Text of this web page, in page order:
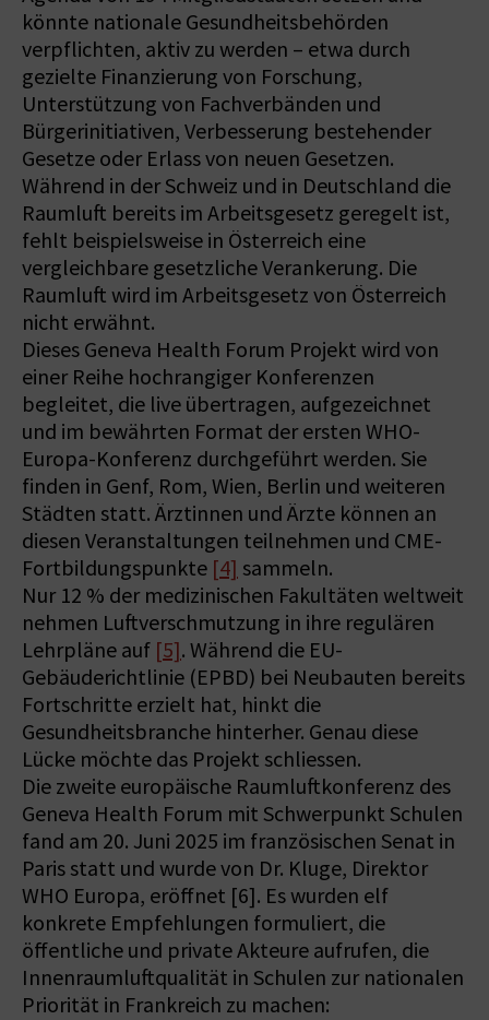
könnte nationale Gesundheitsbehörden
verpflichten, aktiv zu werden – etwa durch
gezielte Finanzierung von Forschung,
Unterstützung von Fachverbänden und
Bürgerinitiativen, Verbesserung bestehender
Gesetze oder Erlass von neuen Gesetzen.
Während in der Schweiz und in Deutschland die
Raumluft bereits im Arbeitsgesetz geregelt ist,
fehlt beispielsweise in Österreich eine
vergleichbare gesetzliche Verankerung. Die
Raumluft wird im Arbeitsgesetz von Österreich
nicht erwähnt.
Dieses Geneva Health Forum Projekt wird von
einer Reihe hochrangiger Konferenzen
begleitet, die live übertragen, aufgezeichnet
und im bewährten Format der ersten WHO-
Europa-Konferenz durchgeführt werden. Sie
finden in Genf, Rom, Wien, Berlin und weiteren
Städten statt. Ärztinnen und Ärzte können an
diesen Veranstaltungen teilnehmen und CME-
Fortbildungspunkte [4] sammeln.
Nur 12 % der medizinischen Fakultäten weltweit
nehmen Luftverschmutzung in ihre regulären
Lehrpläne auf [5]. Während die EU-
Gebäuderichtlinie (EPBD) bei Neubauten bereits
Fortschritte erzielt hat, hinkt die
Gesundheitsbranche hinterher. Genau diese
Lücke möchte das Projekt schliessen.
Die zweite europäische Raumluftkonferenz des
Geneva Health Forum mit Schwerpunkt Schulen
fand am 20. Juni 2025 im französischen Senat in
Paris statt und wurde von Dr. Kluge, Direktor
WHO Europa, eröffnet [6]. Es wurden elf
konkrete Empfehlungen formuliert, die
öffentliche und private Akteure aufrufen, die
Innenraumluftqualität in Schulen zur nationalen
Priorität in Frankreich zu machen: